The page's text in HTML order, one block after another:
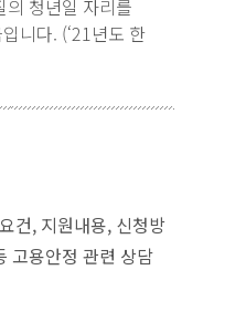
의 청년일 자리를
니다. (‘21년도 한
건, 지원내용, 신청방
고용안정 관련 상담